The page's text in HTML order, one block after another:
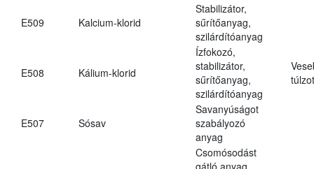
E509 Kalcium-klorid
Stabilizátor,
sűrítőanyag,
szilárdítóanyag
E508 Kálium-klorid
Ízfokozó,
stabilizátor,
sűrítőanyag,
szilárdítóanyag
E507 Sósav
Savanyúságot
szabályozó
anyag
Csomósodást
gátló anyag,